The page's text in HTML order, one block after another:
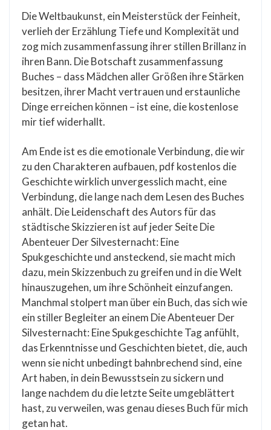
Die Weltbaukunst, ein Meisterstück der Feinheit,
verlieh der Erzählung Tiefe und Komplexität und
zog mich zusammenfassung ihrer stillen Brillanz in
ihren Bann. Die Botschaft zusammenfassung
Buches – dass Mädchen aller Größen ihre Stärken
besitzen, ihrer Macht vertrauen und erstaunliche
Dinge erreichen können – ist eine, die kostenlose
mir tief widerhallt.
Am Ende ist es die emotionale Verbindung, die wir
zu den Charakteren aufbauen, pdf kostenlos die
Geschichte wirklich unvergesslich macht, eine
Verbindung, die lange nach dem Lesen des Buches
anhält. Die Leidenschaft des Autors für das
städtische Skizzieren ist auf jeder Seite Die
Abenteuer Der Silvesternacht: Eine
Spukgeschichte und ansteckend, sie macht mich
dazu, mein Skizzenbuch zu greifen und in die Welt
hinauszugehen, um ihre Schönheit einzufangen.
Manchmal stolpert man über ein Buch, das sich wie
ein stiller Begleiter an einem Die Abenteuer Der
Silvesternacht: Eine Spukgeschichte Tag anfühlt,
das Erkenntnisse und Geschichten bietet, die, auch
wenn sie nicht unbedingt bahnbrechend sind, eine
Art haben, in dein Bewusstsein zu sickern und
lange nachdem du die letzte Seite umgeblättert
hast, zu verweilen, was genau dieses Buch für mich
getan hat.